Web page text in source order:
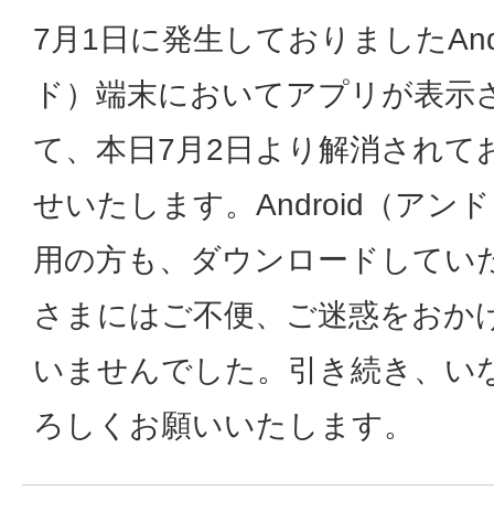
7月1日に発生しておりました
ド）端末においてアプリが表示
て、本日7月2日より解消されて
せいたします。Android（アン
用の方も、ダウンロードしてい
さまにはご不便、ご迷惑をおか
いませんでした。引き続き、い
ろしくお願いいたします。